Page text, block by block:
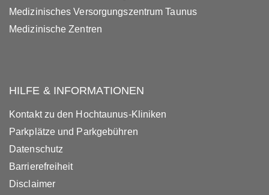
Medizinisches Versorgungszentrum Taunus
Medizinische Zentren
HILFE & INFORMATIONEN
Kontakt zu den Hochtaunus-Kliniken
Parkplätze und Parkgebühren
Datenschutz
Barrierefreiheit
Disclaimer